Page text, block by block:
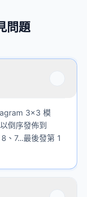
問題
3x3 模
倒序發佈到
、7...最後發第 1